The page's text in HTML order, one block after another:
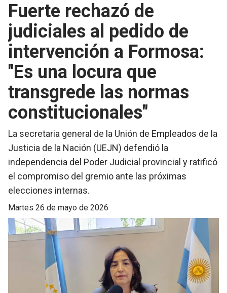
Fuerte rechazó de
judiciales al pedido de
intervención a Formosa:
"Es una locura que
transgrede las normas
constitucionales"
La secretaria general de la Unión de Empleados de la
Justicia de la Nación (UEJN) defendió la
independencia del Poder Judicial provincial y ratificó
el compromiso del gremio ante las próximas
elecciones internas.
martes 26 de mayo de 2026